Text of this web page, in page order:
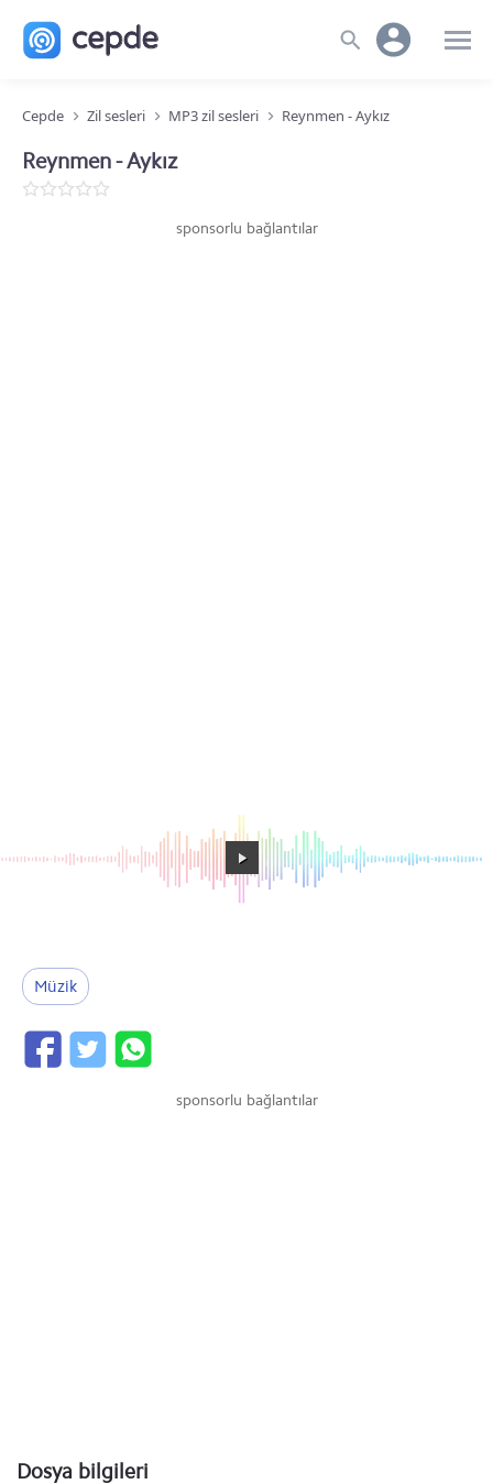
Cepde Zil sesleri MP3 zil sesleri Reynmen - Aykız
Reynmen - Aykız
sponsorlu bağlantılar
Müzik
sponsorlu bağlantılar
Dosya bilgileri